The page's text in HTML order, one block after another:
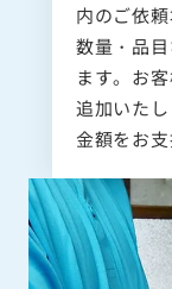
内のご依
数量・品
ます。お
追加いた
金額をお